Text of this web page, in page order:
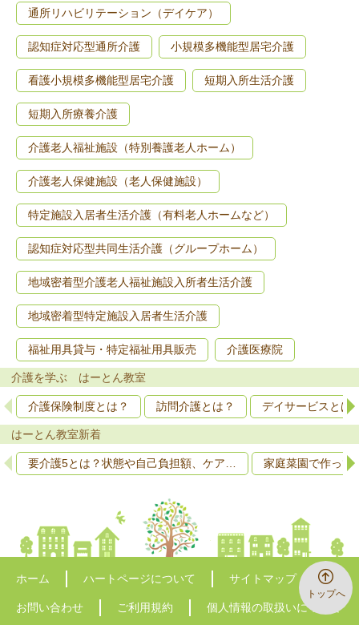
トップへ
通所リハビリテーション（デイケア）
認知症対応型通所介護 小規模多機能型居宅介護
看護小規模多機能型居宅介護 短期入所生活介護
短期入所療養介護
介護老人福祉施設（特別養護老人ホーム）
介護老人保健施設（老人保健施設）
特定施設入居者生活介護（有料老人ホームなど）
認知症対応型共同生活介護（グループホーム）
地域密着型介護老人福祉施設入所者生活介護
地域密着型特定施設入居者生活介護
福祉用具貸与・特定福祉用具販売 介護医療院
介護を学ぶ はーとん教室
介護保険制度とは？ 訪問介護とは？ デイサービスとは
はーとん教室新着
要介護5とは？状態や自己負担額、ケア… 家庭菜園で作っ
ホーム ハートページについて サイトマップ
お問い合わせ ご利用規約 個人情報の取扱いについて